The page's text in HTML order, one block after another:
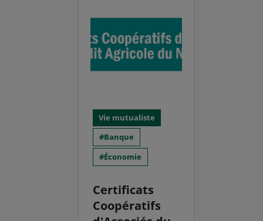
Vie mutualiste
Banque
Économie
Certificats
Coopératifs